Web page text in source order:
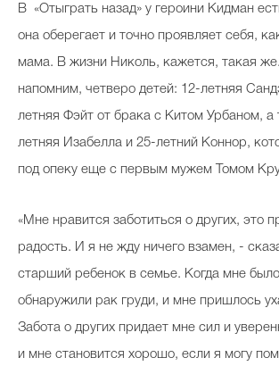
В «Отыграть назад» у героини Кидман
она оберегает и точно проявляет себя,
мама. В жизни Николь, кажется, такая
напомним, четверо детей: 12-летняя
летняя Фэйт от брака с Китом Урбаном, а
летняя Изабелла и 25-летний Коннор,
под опеку еще с первым мужем Томом
«Мне нравится заботиться о других, это
радость. И я не жду ничего взамен, -
старший ребенок в семье. Когда мне
обнаружили рак груди, и мне пришлось
Забота о других придает мне сил и
и мне становится хорошо, если я могу